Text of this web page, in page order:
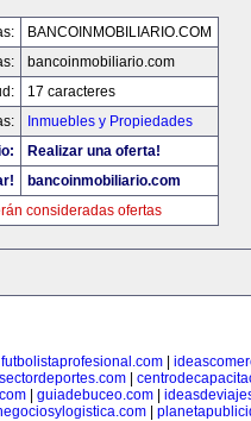
BANCOINMOBILIARIO.COM
bancoinmobiliario.com
17 caracteres
Inmuebles y Propiedades
Realizar una oferta!
bancoinmobiliario.com
consideradas ofertas
futbolistaprofesional.com|
sectordeportes.com
| guiadebuceo.com|
|